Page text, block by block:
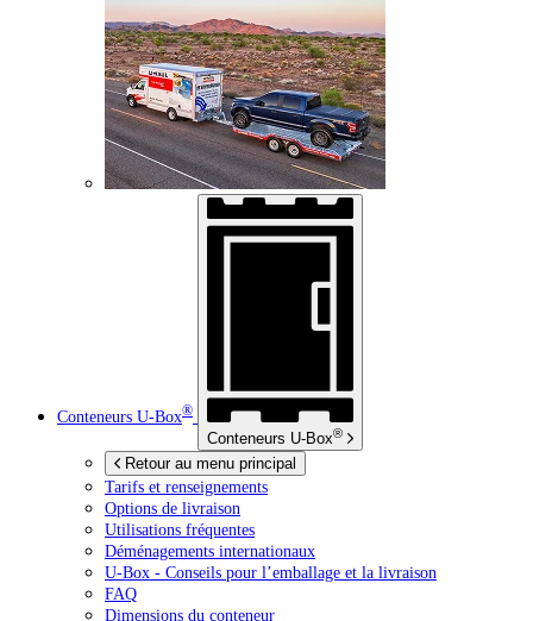
Conteneurs U-Box®
Conteneurs U-Box®
Retour au menu principal
Tarifs et renseignements
Options de livraison
Utilisations fréquentes
Déménagements internationaux
U-Box - Conseils pour l’emballage et la livraison
FAQ
Dimensions du conteneur